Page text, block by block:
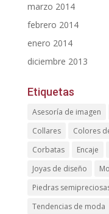
marzo 2014
febrero 2014
enero 2014
diciembre 2013
Etiquetas
Asesoría de imagen
Collares
Colores
Corbatas
Encaje
Joyas de diseño
Piedras
Tendencias de moda